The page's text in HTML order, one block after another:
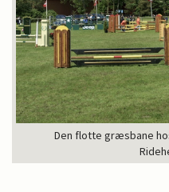
Den flotte græsbane